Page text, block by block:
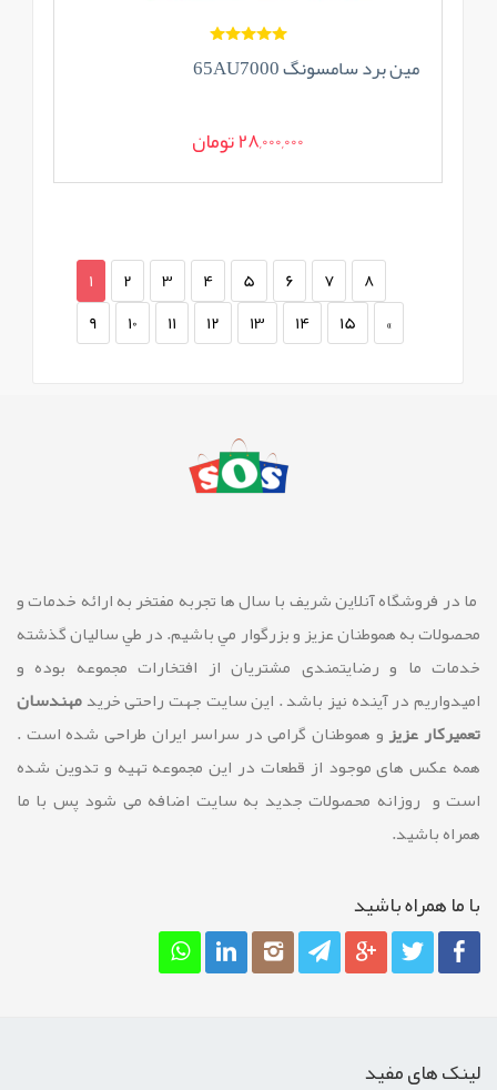
مین برد سامسونگ 65AU7000
28,000,000 تومان
1 2 3 4 5 6 7
8
9
10 11 12 13 14 15 »
ما در فروشگاه آنلاین شريف با سال ها تجربه مفتخر به ارائه خدمات و
محصولات به هموطنان عزیز و بزرگوار مي باشيم. در طي ساليان گذشته
خدمات ما و رضايتمندی مشتريان از افتخارات مجموعه بوده و
امیدواریم در آینده نیز باشد . این سایت جهت راحتی خریدمهندسان
تعمیرکار عزیزو هموطنان گرامی در سراسر ایران طراحی شده است .
همه عکس های موجود از قطعات در این مجموعه تهیه و تدوین شده
است و روزانه محصولات جدید به سایت اضافه می شود پس با ما
همراه باشید.
با ما همراه باشيد
لینک های مفید